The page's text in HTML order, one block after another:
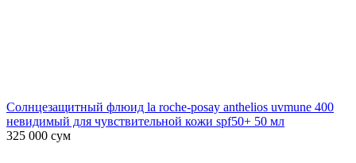
Солнцезащитный флюид la roche-posay anthelios uvmune 400
невидимый для чувствительной кожи spf50+ 50 мл
325 000 сум